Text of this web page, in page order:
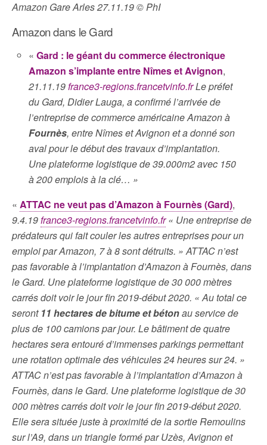
Amazon Gare Arles 27.11.19 © PhI
Amazon dans le Gard
«Gard : le géant du commerce électronique
Amazon s’implante entre Nîmes et Avignon,
21.11.19france3-regions.francetvinfo.frLe préfet
du Gard, Didier Lauga, a confirmé l’arrivée de
l’entreprise de commerce américaine Amazon à
Fournès, entre Nîmes et Avignon et a donné son
aval pour le début des travaux d’implantation.
Une plateforme logistique de 39.000m2 avec 150
à 200 emplois à la clé… »
« ATTAC ne veut pas d’Amazon à Fournès (Gard),
9.4.19france3-regions.francetvinfo.fr« Une entreprise de
prédateurs qui fait couler les autres entreprises pour un
emploi par Amazon, 7 à 8 sont détruits. » ATTAC n’est
pas favorable à l’implantation d’Amazon à Fournès, dans
le Gard. Une plateforme logistique de 30 000 mètres
carrés doit voir le jour fin 2019-début 2020. « Au total ce
seront 11 hectares de bitume et bétonau service de
plus de 100 camions par jour. Le bâtiment de quatre
hectares sera entouré d’immenses parkings permettant
une rotation optimale des véhicules 24 heures sur 24. »
ATTAC n’est pas favorable à l’implantation d’Amazon à
Fournès, dans le Gard. Une plateforme logistique de 30
000 mètres carrés doit voir le jour fin 2019-début 2020.
Elle sera située juste à proximité de la sortie Remoulins
sur l’A9, dans un triangle formé par Uzès, Avignon et